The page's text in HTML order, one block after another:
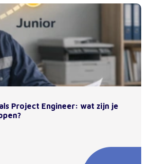
Project Engineer: wat zijn je